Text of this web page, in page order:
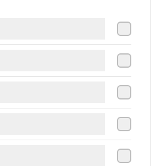
de Arroz
Julianas de carne de res salteadas en
salsa teriyaki servidas en  una base
de arroz frito sencillo.